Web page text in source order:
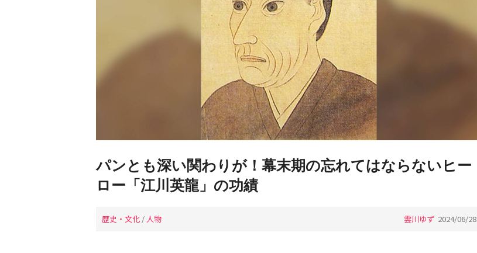
パンとも深い関わりが！幕末期の忘れてはならないヒー
ロー「江川英龍」の功績
歴史・文化 / 人物 雲川ゆず 2024/06/28